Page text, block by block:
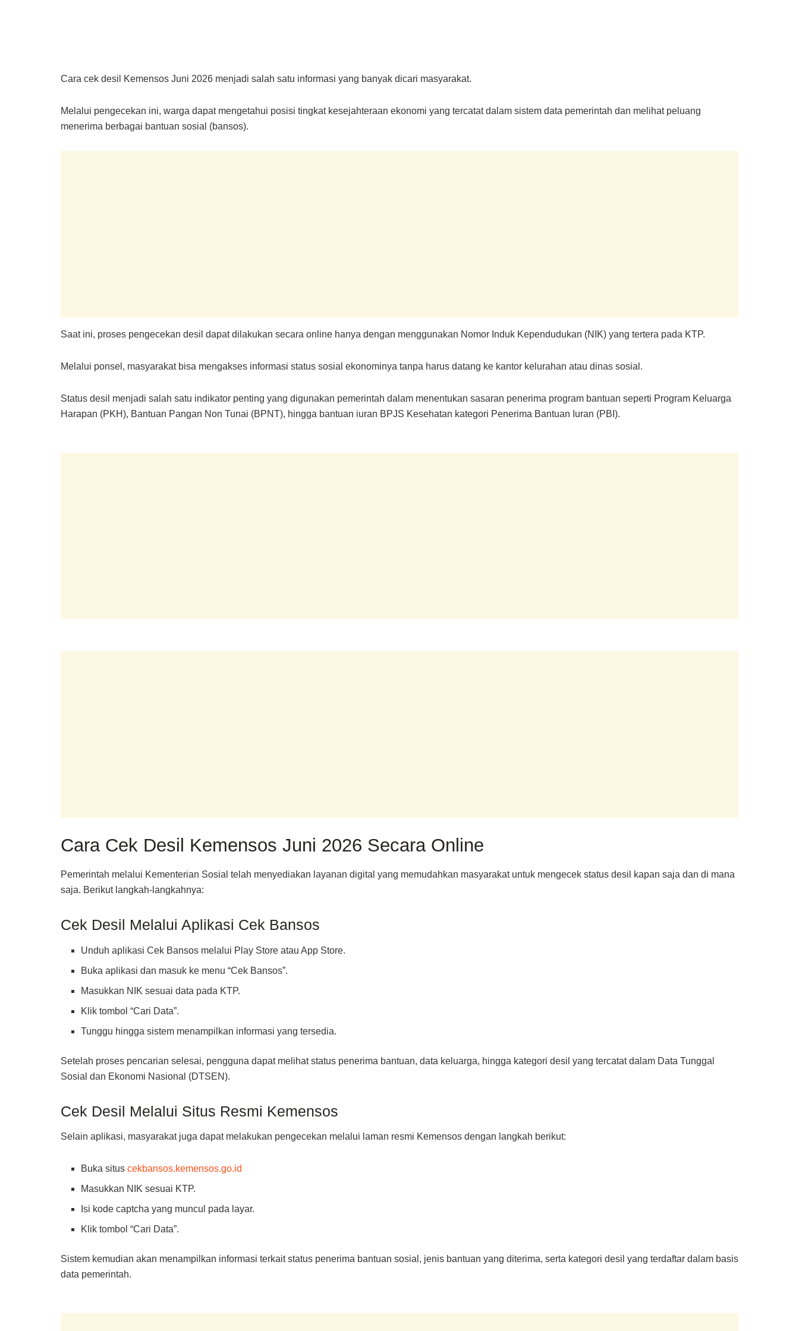
Cara cek desil Kemensos Juni 2026 menjadi salah satu informasi yang banyak dicari masyarakat.
Melalui pengecekan ini, warga dapat mengetahui posisi tingkat kesejahteraan ekonomi yang tercatat dalam sistem data pemerintah dan melihat peluang
menerima berbagai bantuan sosial (bansos).
Saat ini, proses pengecekan desil dapat dilakukan secara online hanya dengan menggunakan Nomor Induk Kependudukan (NIK) yang tertera pada KTP.
Melalui ponsel, masyarakat bisa mengakses informasi status sosial ekonominya tanpa harus datang ke kantor kelurahan atau dinas sosial.
Status desil menjadi salah satu indikator penting yang digunakan pemerintah dalam menentukan sasaran penerima program bantuan seperti Program Keluarga
Harapan (PKH), Bantuan Pangan Non Tunai (BPNT), hingga bantuan iuran BPJS Kesehatan kategori Penerima Bantuan Iuran (PBI).
Cara Cek Desil Kemensos Juni 2026 Secara Online
Pemerintah melalui Kementerian Sosial telah menyediakan layanan digital yang memudahkan masyarakat untuk mengecek status desil kapan saja dan di mana
saja. Berikut langkah-langkahnya:
Cek Desil Melalui Aplikasi Cek Bansos
Unduh aplikasi Cek Bansos melalui Play Store atau App Store.
Buka aplikasi dan masuk ke menu “Cek Bansos”.
Masukkan NIK sesuai data pada KTP.
Klik tombol “Cari Data”.
Tunggu hingga sistem menampilkan informasi yang tersedia.
Setelah proses pencarian selesai, pengguna dapat melihat status penerima bantuan, data keluarga, hingga kategori desil yang tercatat dalam Data Tunggal
Sosial dan Ekonomi Nasional (DTSEN).
Cek Desil Melalui Situs Resmi Kemensos
Selain aplikasi, masyarakat juga dapat melakukan pengecekan melalui laman resmi Kemensos dengan langkah berikut:
Buka situscekbansos.kemensos.go.id
Masukkan NIK sesuai KTP.
Isi kode captcha yang muncul pada layar.
Klik tombol “Cari Data”.
Sistem kemudian akan menampilkan informasi terkait status penerima bantuan sosial, jenis bantuan yang diterima, serta kategori desil yang terdaftar dalam basis
data pemerintah.